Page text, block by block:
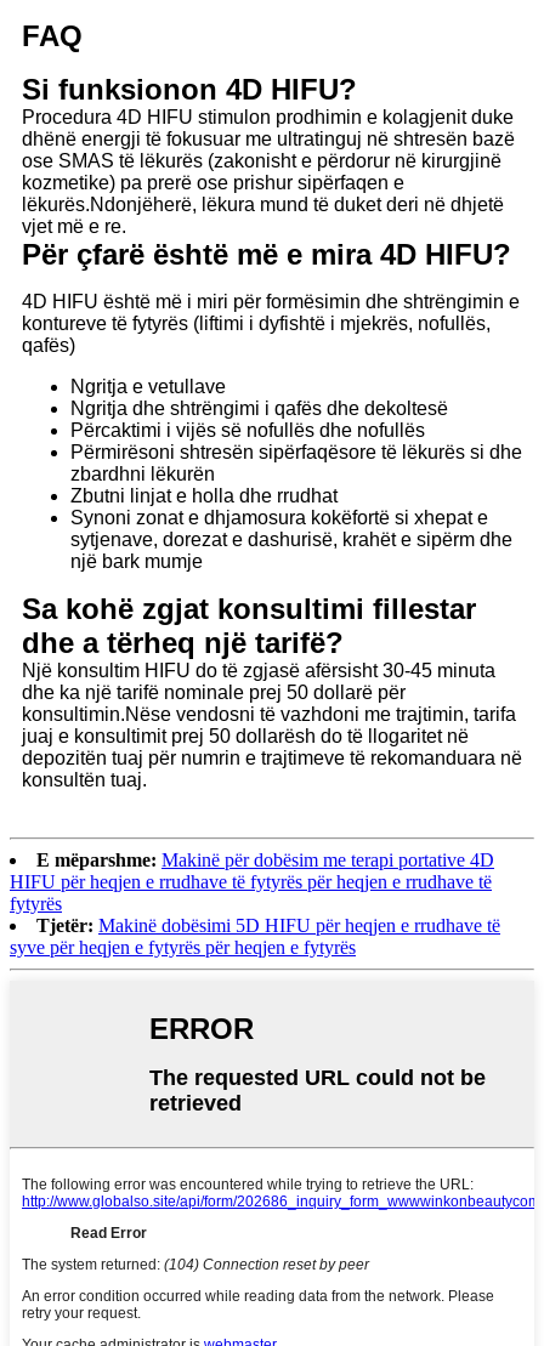
FAQ
Si funksionon 4D HIFU?
Procedura 4D HIFU stimulon prodhimin e kolagjenit duke
dhënë energji të fokusuar me ultratinguj në shtresën bazë
ose SMAS të lëkurës (zakonisht e përdorur në kirurgjinë
kozmetike) pa prerë ose prishur sipërfaqen e
lëkurës.Ndonjëherë, lëkura mund të duket deri në dhjetë
vjet më e re.
Për çfarë është më e mira 4D HIFU?
4D HIFU është më i miri për formësimin dhe shtrëngimin e
kontureve të fytyrës (liftimi i dyfishtë i mjekrës, nofullës,
qafës)
Ngritja e vetullave
Ngritja dhe shtrëngimi i qafës dhe dekoltesë
Përcaktimi i vijës së nofullës dhe nofullës
Përmirësoni shtresën sipërfaqësore të lëkurës si dhe
zbardhni lëkurën
Zbutni linjat e holla dhe rrudhat
Synoni zonat e dhjamosura kokëfortë si xhepat e
sytjenave, dorezat e dashurisë, krahët e sipërm dhe
një bark mumje
Sa kohë zgjat konsultimi fillestar
dhe a tërheq një tarifë?
Një konsultim HIFU do të zgjasë afërsisht 30-45 minuta
dhe ka një tarifë nominale prej 50 dollarë për
konsultimin.Nëse vendosni të vazhdoni me trajtimin, tarifa
juaj e konsultimit prej 50 dollarësh do të llogaritet në
depozitën tuaj për numrin e trajtimeve të rekomanduara në
konsultën tuaj.
E mëparshme: Makinë për dobësim me terapi portative 4D
HIFU për heqjen e rrudhave të fytyrës për heqjen e rrudhave të
fytyrës
Tjetër: Makinë dobësimi 5D HIFU për heqjen e rrudhave të
syve për heqjen e fytyrës për heqjen e fytyrës